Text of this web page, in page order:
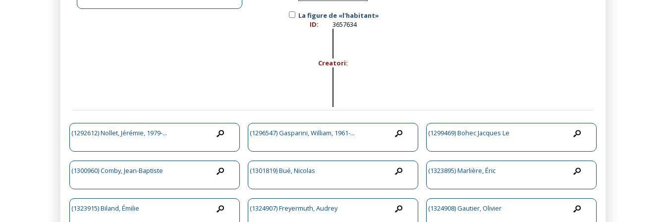
La figure de «l'habitant»
ID:
3657634
Creatori:
(1292612) Nollet, Jérémie, 1979-... (1296547) Gasparini, William, 1961-... (1299469) Bohec Jacques Le
(1300960) Comby, Jean-Baptiste (1301819) Bué, Nicolas (1323895) Marlière, Éric
(1323915) Biland, Émilie (1324907) Freyermuth, Audrey (1324908) Gautier, Olivier